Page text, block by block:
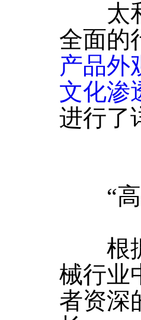
太和
全面的
产品外
文化渗
进行了
“高
根据
械行业
者资深